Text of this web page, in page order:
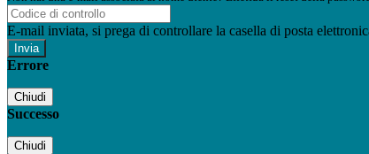
E-mail inviata, si prega di controllare la casella di posta
Errore
Chiudi
Successo
Chiudi